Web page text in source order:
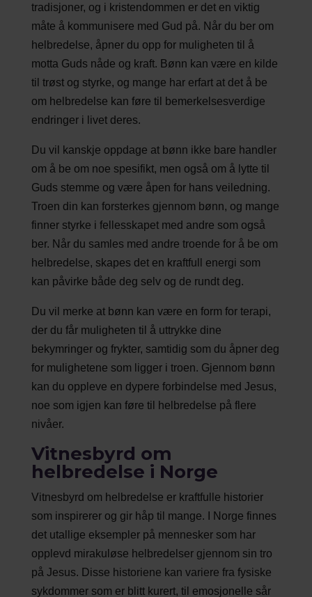
tradisjoner, og i kristendommen er det en viktig
måte å kommunisere med Gud på. Når du ber om
helbredelse, åpner du opp for muligheten til å
motta Guds nåde og kraft. Bønn kan være en kilde
til trøst og styrke, og mange har erfart at det å be
om helbredelse kan føre til bemerkelsesverdige
endringer i livet deres.
Du vil kanskje oppdage at bønn ikke bare handler
om å be om noe spesifikt, men også om å lytte til
Guds stemme og være åpen for hans veiledning.
Troen din kan forsterkes gjennom bønn, og mange
finner styrke i fellesskapet med andre som også
ber. Når du samles med andre troende for å be om
helbredelse, skapes det en kraftfull energi som
kan påvirke både deg selv og de rundt deg.
Du vil merke at bønn kan være en form for terapi,
der du får muligheten til å uttrykke dine
bekymringer og frykter, samtidig som du åpner deg
for mulighetene som ligger i troen. Gjennom bønn
kan du oppleve en dypere forbindelse med Jesus,
noe som igjen kan føre til helbredelse på flere
nivåer.
Vitnesbyrd om
helbredelse i Norge
Vitnesbyrd om helbredelse er kraftfulle historier
som inspirerer og gir håp til mange. I Norge finnes
det utallige eksempler på mennesker som har
opplevd mirakuløse helbredelser gjennom sin tro
på Jesus. Disse historiene kan variere fra fysiske
sykdommer som er blitt kurert, til emosjonelle sår